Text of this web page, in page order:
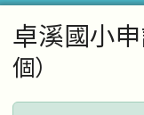
主內容區域
卓溪國小
個）
頁尾區域